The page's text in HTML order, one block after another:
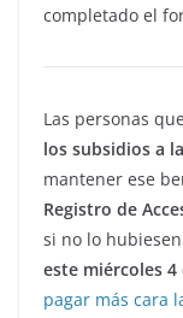
completado el
Las personas que
los subsidios a
mantener ese
Registro de
si no lo
este miércoles
pagar más cara